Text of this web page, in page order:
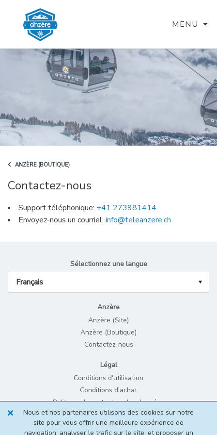
MENU
ANZÈRE (BOUTIQUE)
Contactez-nous
Support téléphonique: +41 273981414
Envoyez-nous un courriel: info@teleanzere.ch
Sélectionnez une langue
Anzère
Anzère (Site)
Anzère (Boutique)
Contactez-nous
Légal
Conditions d'utilisation
Conditions d'achat
Politique de protection des données
Mentions légales et Politique des cookies
Nous et nos partenaires utilisons des cookies sur notre
site pour vous offrir une meilleure expérience de
navigation, analyser le trafic sur le site, et proposer un